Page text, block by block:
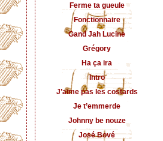
Ferme ta gueule
Fonctionnaire
Gand Jah Lucine
Grégory
Ha ça ira
Intro
J’aime pas les costards
Je t’emmerde
Johnny be nouze
José Bové